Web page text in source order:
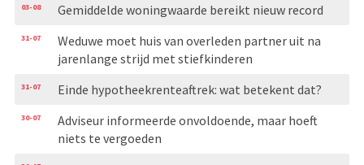
03-08 Gemiddelde woningwaarde bereikt nieuw record
31-07
Weduwe moet huis van overleden partner uit na
jarenlange strijd met stiefkinderen
31-07 Einde hypotheekrenteaftrek: wat betekent dat?
30-07
Adviseur informeerde onvoldoende, maar hoeft
niets te vergoeden